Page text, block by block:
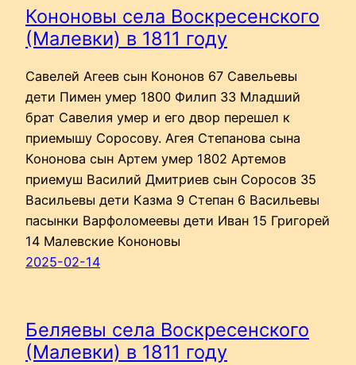
Кононовы села Воскресенского
(Малевки) в 1811 году
Савелей Агеев сын Кононов 67 Савельевы
дети Пимен умер 1800 Филип 33 Младший
брат Савелия умер и его двор перешел к
приемышу Соросову. Агея Степанова сына
Кононова сын Артем умер 1802 Артемов
приемуш Василий Дмитриев сын Соросов 35
Васильевы дети Казма 9 Степан 6 Васильевы
пасынки Варфоломеевы дети Иван 15 Григорей
14 Малевские Кононовы
2025-02-14
Беляевы села Воскресенского
(Малевки) в 1811 году